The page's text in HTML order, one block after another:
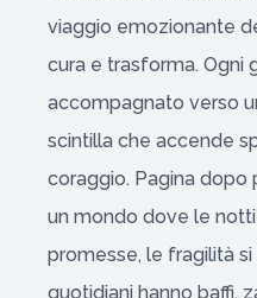
viaggio emozionante
cura e trasforma. Ogni
accompagnato verso
scintilla che accende
coraggio. Pagina dopo
un mondo dove le
promesse, le fragilità
quotidiani hanno baffi,